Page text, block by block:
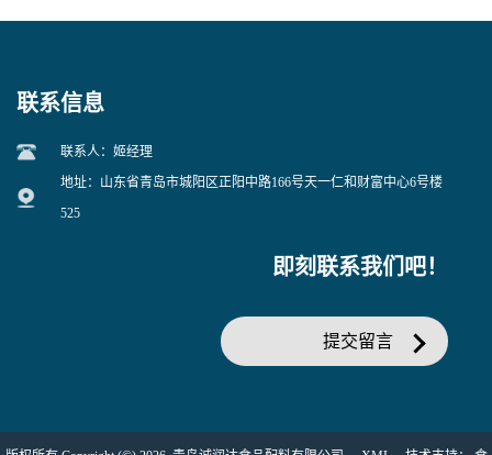
联系信息
联系人：姬经理
地址：山东省青岛市城阳区正阳中路166号天一仁和财富中心6号楼
525
即刻联系我们吧！
提交留言